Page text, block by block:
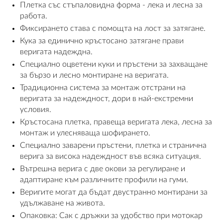
Плетка със стъпаловидна форма - лека и лесна за
работа.
Фиксирането става с помощта на лост за затягане.
Кука за единично кръстосано затягане прави
веригата надеждна.
Специално оцветени куки и пръстени за захващане
за бързо и лесно монтиране на веригата.
Традиционна система за монтаж отстрани на
веригата за надеждност, дори в най-екстремни
условия.
Кръстосана плетка, правеща веригата лека, лесна за
монтаж и улесняваща шофирането.
Специално заварени пръстени, плетка и странична
верига за висока надеждност във всяка ситуация.
Вътрешна верига с две окови за регулиране и
адаптиране към различните профили на гуми.
Веригите могат да бъдат двустранно монтирани за
удължаване на живота.
Опаковка: Сак с дръжки за удобство при мотокар
ПЛАТФОРМА ЗА ОРС